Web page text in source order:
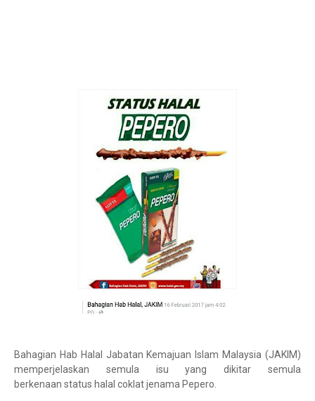
Bahagian Hab Halal Jabatan Kemajuan Islam Malaysia (JAKIM)
memperjelaskan semula isu yang dikitar semula
berkenaan status halal coklat jenama Pepero.